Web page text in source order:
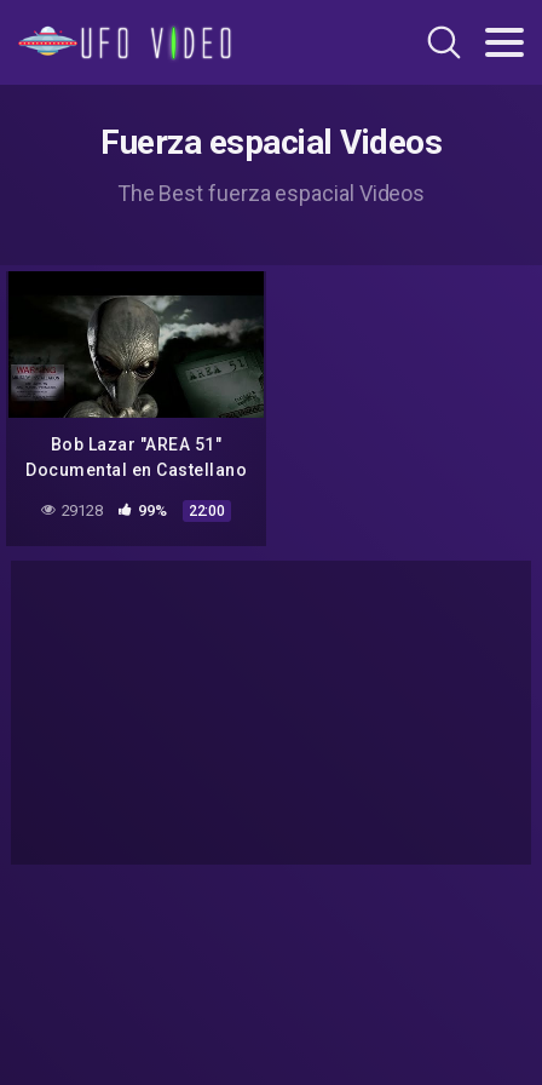
Fuerza espacial Videos
The Best fuerza espacial Videos
Bob Lazar "AREA 51"
Documental en Castellano
29128 99% 22:00